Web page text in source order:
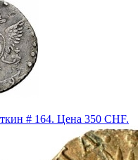
# 164. Цена 350 CHF.